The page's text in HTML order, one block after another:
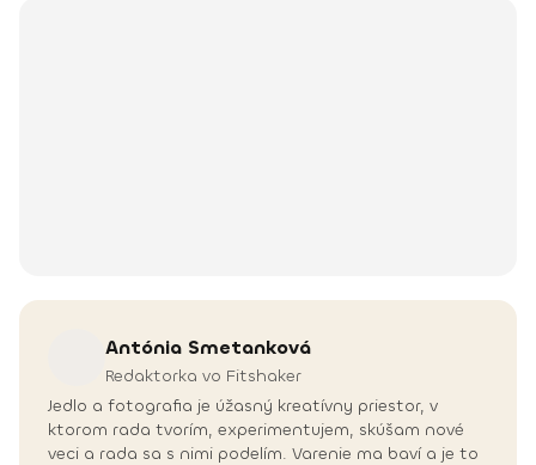
Antónia Smetanková
Redaktorka vo Fitshaker
Jedlo a fotografia je úžasný kreatívny priestor, v
ktorom rada tvorím, experimentujem, skúšam nové
veci a rada sa s nimi podelím. Varenie ma baví a je to